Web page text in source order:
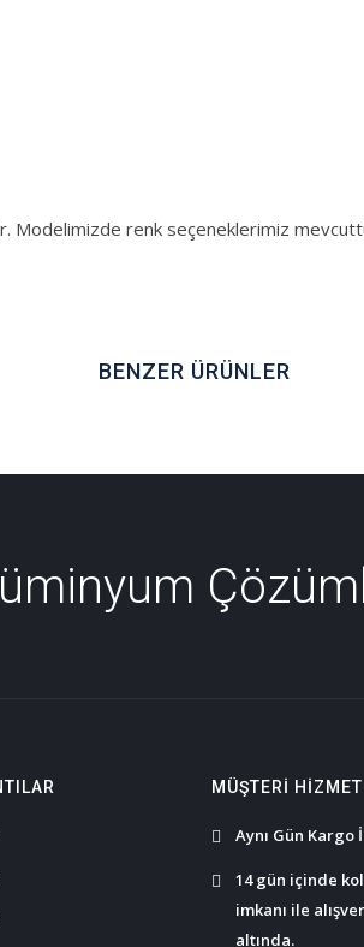
Modelimizde renk seçeneklerimiz
BENZER ÜRÜNLER
MÜŞTERI
Aynı Gün Kargo
14 gün içinde
imkanı ile
altında.